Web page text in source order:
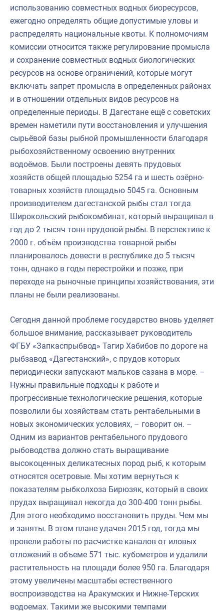
использованию совместных водных биоресурсов,
ежегодно определять общие допустимые уловы и
распределять национальные квоты. К полномочиям
комиссии относится также регулирование промысла
и сохранение совместных водных биологических
ресурсов на основе ограничений, которые могут
включать запрет промысла в определенных районах
и в отношении отдельных видов ресурсов на
определенные периоды. В Дагестане ещё с советских
времен наметили пути восстановления и улучшения
сырьёвой базы рыбной промышленности благодаря
рыбохозяйственному освоению внутренних
водоёмов. Были построены девять прудовых
хозяйств общей площадью 5254 га и шесть озёрно-
товарных хозяйств площадью 5045 га. Основным
производителем дагестанской рыбы стал тогда
Широкольский рыбокомбинат, который выращивал в
год до 2 тысяч тонн прудовой рыбы. В перспективе к
2000 г. объём производства товарной рыбы
планировалось довести в республике до 5 тысяч
тонн, однако в годы перестройки и позже, при
переходе на рыночные принципы хозяйствования, эти
планы не были реализованы.
Сегодня данной проблеме государство вновь уделяет
большое внимание, рассказывает руководитель
ФГБУ «Запкаспрыбвод» Тагир Хабибов по дороге на
рыбзавод «Дагестанский», с прудов которых
периодически запускают мальков сазана в море. –
Нужны правильные подходы к работе и
прогрессивные технологические решения, которые
позволили бы хозяйствам стать рентабельными в
новых экономических условиях, – говорит он. –
Одним из вариантов рентабельного прудового
рыбоводства должно стать выращивание
высокоценных деликатесных пород рыб, к которым
относятся осетровые. Мы хотим вернуться к
показателям рыбколхоза Бирюзяк, который в своих
прудах выращивал некогда до 300-400 тонн рыбы.
Для этого необходимо восстановить пруды. Чем мы
и заняты. В этом плане удачен 2015 год, тогда мы
провели работы по расчистке каналов от иловых
отложений в объеме 571 тыс. кубометров и удалили
растительность на площади более 950 га. Благодаря
этому увеличены масштабы естественного
воспроизводства на Аракумских и Нижне-Терских
водоемах. Такими же высокими темпами